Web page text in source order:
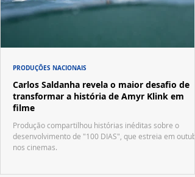
Carlos Saldanha revela o maior desafio de
transformar a história de Amyr Klink em
filme
Produção compartilhou histórias inéditas sobre o
desenvolvimento de "100 DIAS", que estreia em
nos cinemas.
PRODUÇÕES NACIONAIS